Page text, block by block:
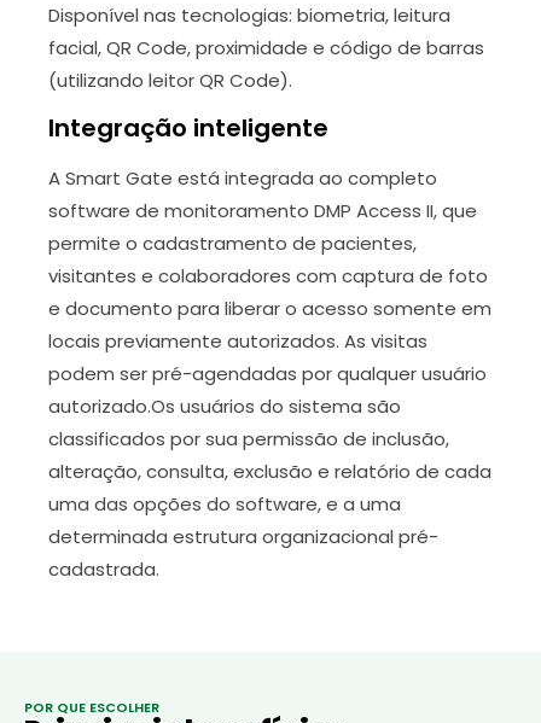
Disponível nas tecnologias: biometria, leitura
facial, QR Code, proximidade e código de barras
(utilizando leitor QR Code).
Integração inteligente
A Smart Gate está integrada ao completo
software de monitoramento DMP Access II, que
permite o cadastramento de pacientes,
visitantes e colaboradores com captura de foto
e documento para liberar o acesso somente em
locais previamente autorizados. As visitas
podem ser pré-agendadas por qualquer usuário
autorizado.Os usuários do sistema são
classificados por sua permissão de inclusão,
alteração, consulta, exclusão e relatório de cada
uma das opções do software, e a uma
determinada estrutura organizacional pré-
cadastrada.
POR QUE ESCOLHER